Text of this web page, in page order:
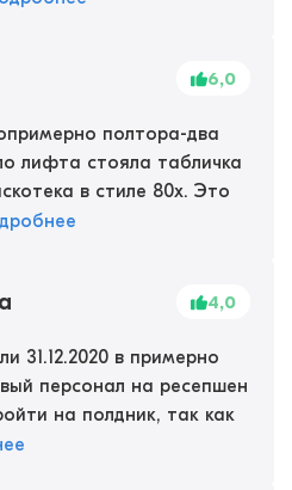
6,0
полтора-два
лифта стояла табличка
в стиле 80х. Это
4,0
31.12.2020 в примерно
персонал на ресепшен
на полдник, так как